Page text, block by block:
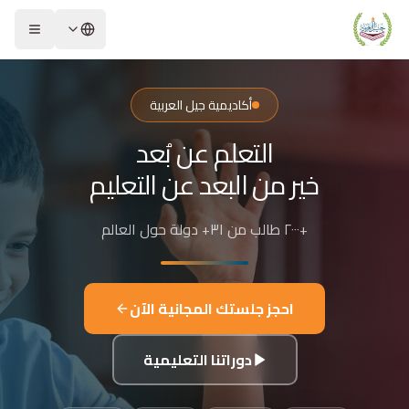
أكاديمية جيل العربية – Jeel Alarabiya Academy
أكاديمية جيل العربية هي منصة تعليمية عبر الإنترنت تأسست عام 2023، متخصصة في تعليم اللغة العربية وتجويد القرآن الكريم والتربية الإسلامية والعلوم للأطفال والبالغين من مختلف أنحاء العالم.
ما الذي تقدمه الأكاديمية؟
تعليم اللغة العربية للناطقين بها وغير الناطقين بها
تجويد وحفظ القرآن الكريم مع إجازات معتمدة
الدراسات الإسلامية والتربية الدينية
اللغة الإنجليزية والفرنسية
البرمجة وعلم الفلك والفنون
تفاصيل الدراسة
الفئات العمرية المستهدفة: من 4 سنوات حتى البالغين
شكل التعليم: مجموعات صغيرة 3-5 طلاب، أو حصص فردية
اللغات المستخدمة في التدريس: العربية، التركية، الإنجليزية، الفرنسية
الشريحة 2 من 4: التعلم عن بُعد خير من البعد عن التعليم
أكاديمية جيل العربية
التعلم عن بُعد
خير من البعد عن التعليم
+٢٠٠٠ طالب من ٣١+ دولة حول العالم
احجز جلستك المجانية الآن
دوراتنا التعليمية